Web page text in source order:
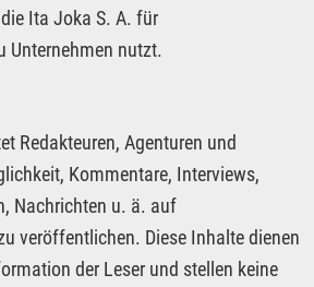
Ita Joka S. A. für
Unternehmen nutzt.
Redakteuren, Agenturen und
Kommentare, Interviews,
Nachrichten u. ä. auf
veröffentlichen. Diese Inhalte dienen
der Leser und stellen keine